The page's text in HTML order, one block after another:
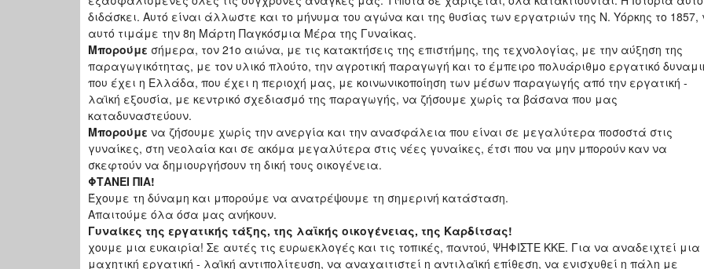
διδάσκει. Αυτό είναι άλλωστε και το μήνυμα του αγώνα και της θυσίας των εργατριών της Ν. Υόρκης το 1857,
αυτό τιμάμε την 8η Μάρτη Παγκόσμια Μέρα της Γυναίκας.
Μπορούμε σήμερα, τον 21ο αιώνα, με τις κατακτήσεις της επιστήμης, της τεχνολογίας, με την αύξηση της
παραγωγικότητας, με τον υλικό πλούτο, την αγροτική παραγωγή και το έμπειρο πολυάριθμο εργατικό
που έχει η Ελλάδα, που έχει η περιοχή μας, με κοινωνικοποίηση των μέσων παραγωγής από την εργατική -
λαϊκή εξουσία, με κεντρικό σχεδιασμό της παραγωγής, να ζήσουμε χωρίς τα βάσανα που μας
καταδυναστεύουν.
Μπορούμε να ζήσουμε χωρίς την ανεργία και την ανασφάλεια που είναι σε μεγαλύτερα ποσοστά στις
γυναίκες, στη νεολαία και σε ακόμα μεγαλύτερα στις νέες γυναίκες, έτσι που να μην μπορούν καν να
σκεφτούν να δημιουργήσουν τη δική τους οικογένεια.
ΦΤΑΝΕΙ ΠΙΑ!
Έχουμε τη δύναμη και μπορούμε να ανατρέψουμε τη σημερινή κατάσταση.
Απαιτούμε όλα όσα μας ανήκουν.
Γυναίκες της εργατικής τάξης, της λαϊκής οικογένειας, της Καρδίτσας!
χουμε μια ευκαιρία! Σε αυτές τις ευρωεκλογές και τις τοπικές, παντού, ΨΗΦΙΣΤΕ ΚΚΕ. Για να αναδειχτεί μια
μαχητική εργατική - λαϊκή αντιπολίτευση, να αναχαιτιστεί η αντιλαϊκή επίθεση, να ενισχυθεί η πάλη με